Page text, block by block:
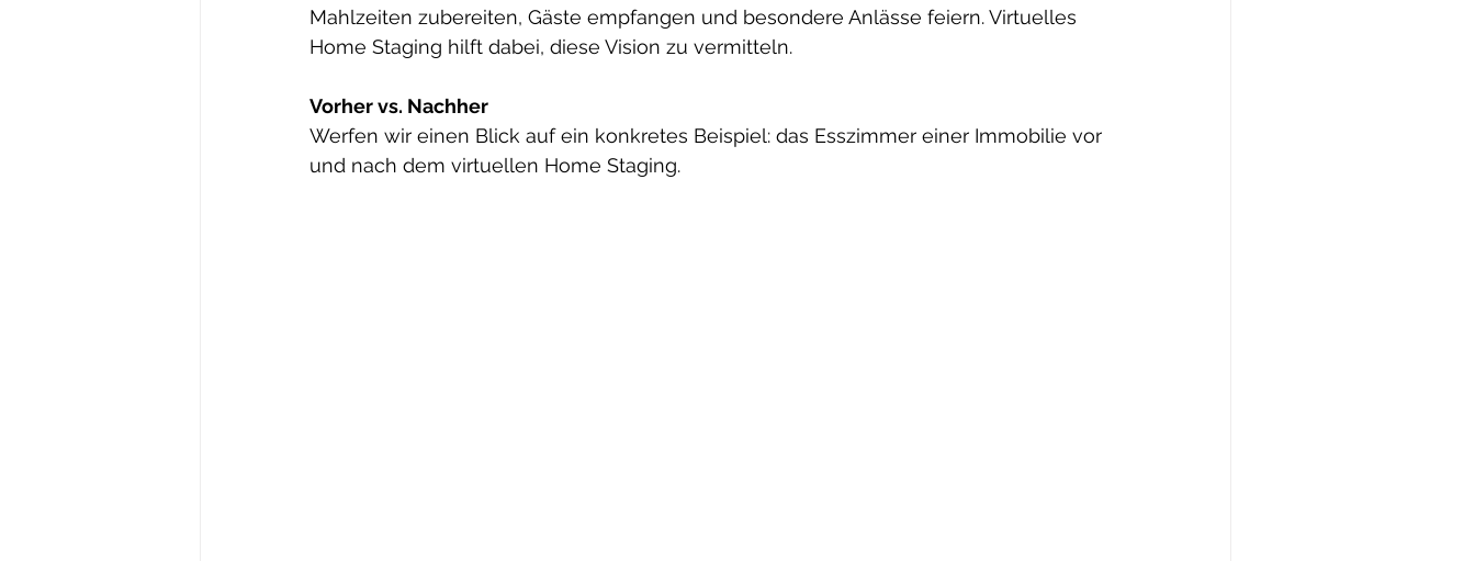
Mahlzeiten zubereiten, Gäste empfangen und besondere Anlässe feiern. Virtuelles
Home Staging hilft dabei, diese Vision zu vermitteln.
Vorher vs. Nachher
Werfen wir einen Blick auf ein konkretes Beispiel: das Esszimmer einer Immobilie vor
und nach dem virtuellen Home Staging.